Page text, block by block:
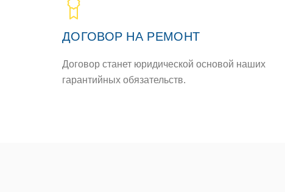
ДОГОВОР НА РЕМОНТ
Договор станет юридической основой наших
гарантийных обязательств.